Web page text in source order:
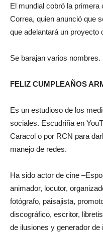
El mundial cobró la
Correa, quien anunció que
que adelantará un proyecto
Se barajan varios nombres.
FELIZ CUMPLEAÑOS
Es un estudioso de los
sociales. Escudriña en
Caracol o por RCN para
manejo de redes.
Ha sido actor de cine
animador, locutor,
fotógrafo, paisajista,
discográfico, escritor,
de ilusiones y generador de